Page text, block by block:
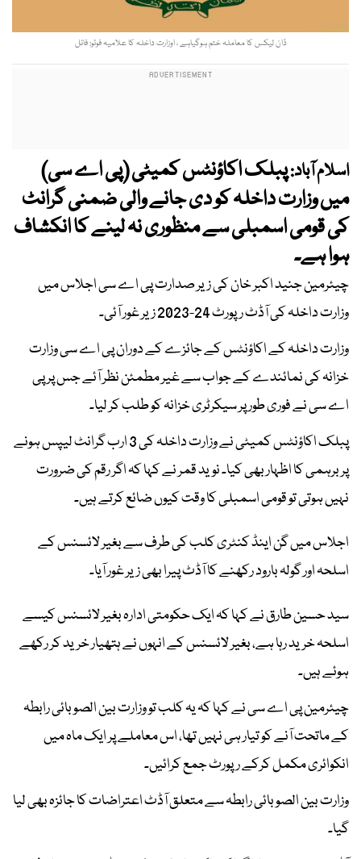
ڈان لیکس کا معاملہ ختم ہوگیاہے ، اوزارت داخلہ کا علامیہ فوٹو: فائل
اسلام آباد:پبلک اکاؤنٹس کمیٹی (پی اے سی)
میں وزارت داخلہ کو دی جانے والی ضمنی گرانٹ
کی قومی اسمبلی سے منظوری نہ لینے کا انکشاف
ہوا ہے۔
چیئرمین جنید اکبر خان کی زیر صدارت پی اے سی اجلاس میں
وزارت داخلہ کی آڈٹ رپورٹ 24-2023 زیر غور آئی۔
وزارت داخلہ کے اکاؤنٹس کے جائزے کے دوران پی اے سی وزارت
خزانہ کی نمائندے کے جواب سے غیر مطمئن نظر آئے جس پر پی
اے سی نے فوری طور پر سیکرٹری خزانہ کو طلب کر لیا۔
پبلک اکاؤنٹس کمیٹی نے وزارت داخلہ کی 3 ارب گرانٹ لیپس ہونے
پر برہمی کا اظہار بھی کیا۔ نوید قمر نے کہا کہ اگر رقم کی ضرورت
نہیں ہوتی تو قومی اسمبلی کا وقت کیوں ضائع کرتے ہیں۔
اجلاس میں گن اینڈ کنٹری کلب کی طرف سے بغیر لائسنس کے
اسلحہ اور گولہ بارود رکھنے کا آڈٹ پیرا بھی زیر غور آیا۔
سید حسین طارق نے کہا کہ ایک حکومتی ادارہ بغیر لائسنس کیسے
اسلحہ خرید رہا ہے، بغیر لائسنس کے انہوں نے ہتھیار خرید کر رکھے
ہوئے ہیں۔
چیئرمین پی اے سی نے کہا کہ یہ کلب تو وزارت بین الصوبائی رابطہ
کے ماتحت آنے کو تیار ہی نہیں تھا، اس معاملے پر ایک ماہ میں
انکوائری مکمل کرکے رپورٹ جمع کرائیں۔
وزارت بین الصوبائی رابطہ سے متعلق آڈٹ اعتراضات کا جائزہ بھی لیا
گیا۔